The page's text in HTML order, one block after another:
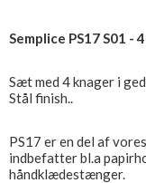
Semplice PS17 S01 -
Sæt med 4 knager i
Stål finish..
PS17 er en del af
indbefatter bl.a
håndklædestænger.